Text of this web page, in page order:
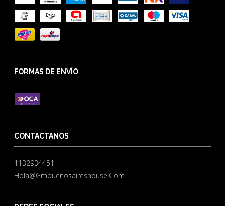
FORMAS DE ENVÍO
CONTACTANOS
1132934451
Hola@gmbuenosaireshouse.com